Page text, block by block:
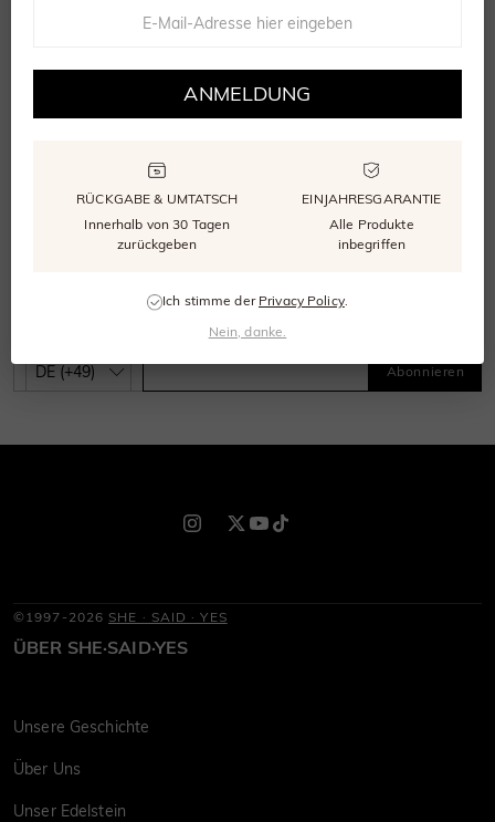
Eternity-Ringe
Jahrestags-Ringe
exklusive Angebote – 33 € Rabatt auf Ihre erste
Bestellung.
Abonnieren
©1997-2026 SHE · SAID · YES
ÜBER SHE·SAID·YES
Unsere Geschichte
Über Uns
Unser Edelstein
ANMELDUNG
RÜCKGABE & UMTATSCH
Innerhalb von 30 Tagen
zurückgeben
EINJAHRESGARANTIE
Alle Produkte
inbegriffen
Ich stimme der Privacy Policy.
Nein, danke.